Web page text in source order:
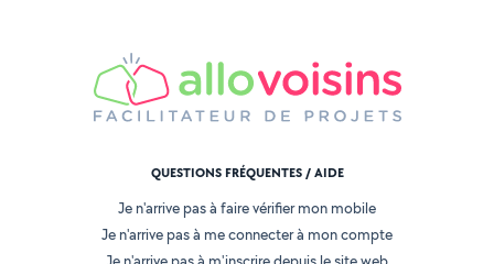
QUESTIONS FRÉQUENTES / AIDE
Je n'arrive pas à faire vérifier mon mobile
Je n'arrive pas à me connecter à mon compte